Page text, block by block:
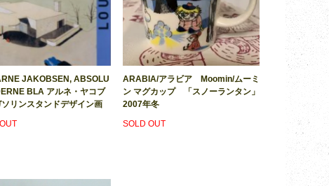
JAKOBSEN, ABSOLU
BLA アルネ・ヤコブ
リンスタンドデザイン画
ARABIA/アラビア Moomin/ムーミ
ン マグカップ 「スノーランタン」
2007年冬
SOLD OUT